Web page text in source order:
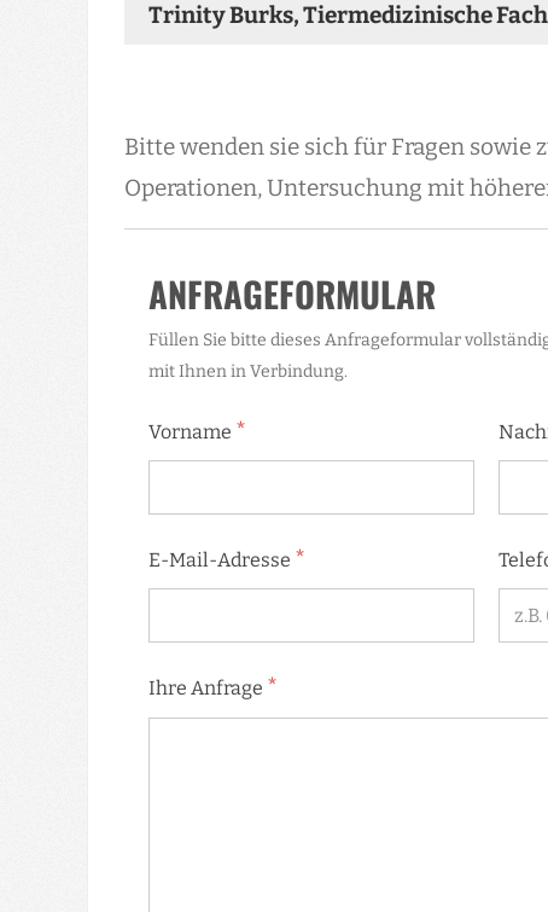
Trinity Burks, Tiermedizinische
Bitte wenden sie sich für Fragen sowie
Operationen, Untersuchung mit
ANFRAGEFORMULAR
Füllen Sie bitte dieses Anfrageformular
mit Ihnen in Verbindung.
Vorname *
E-Mail-Adresse *
Ihre Anfrage *